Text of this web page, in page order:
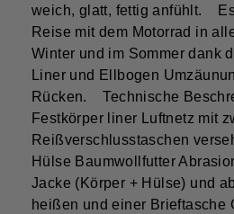
weich, glatt, fettig anfühlt.
Reise mit dem Motorrad in
Winter und im Sommer dank
Liner und Ellbogen
Rücken. Technische
Festkörper liner Luftnetz mit
Reißverschlusstaschen
Hülse Baumwollfutter
Jacke (Körper + Hülse) und
heißen und einer Brieftasche